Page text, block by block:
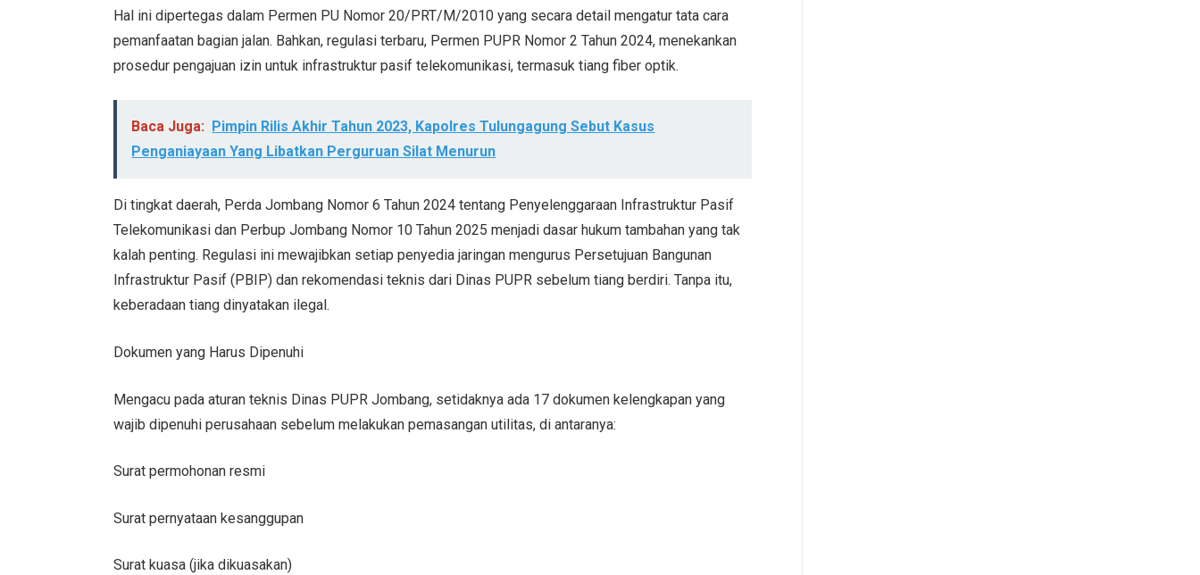
Hal ini dipertegas dalam Permen PU Nomor 20/PRT/M/2010 yang secara detail mengatur tata cara
pemanfaatan bagian jalan. Bahkan, regulasi terbaru, Permen PUPR Nomor 2 Tahun 2024, menekankan
prosedur pengajuan izin untuk infrastruktur pasif telekomunikasi, termasuk tiang fiber optik.
Baca Juga:
Pimpin Rilis Akhir Tahun 2023, Kapolres Tulungagung Sebut Kasus
Penganiayaan Yang Libatkan Perguruan Silat Menurun
Di tingkat daerah, Perda Jombang Nomor 6 Tahun 2024 tentang Penyelenggaraan Infrastruktur Pasif
Telekomunikasi dan Perbup Jombang Nomor 10 Tahun 2025 menjadi dasar hukum tambahan yang tak
kalah penting. Regulasi ini mewajibkan setiap penyedia jaringan mengurus Persetujuan Bangunan
Infrastruktur Pasif (PBIP) dan rekomendasi teknis dari Dinas PUPR sebelum tiang berdiri. Tanpa itu,
keberadaan tiang dinyatakan ilegal.
Dokumen yang Harus Dipenuhi
Mengacu pada aturan teknis Dinas PUPR Jombang, setidaknya ada 17 dokumen kelengkapan yang
wajib dipenuhi perusahaan sebelum melakukan pemasangan utilitas, di antaranya:
Surat permohonan resmi
Surat pernyataan kesanggupan
Surat kuasa (jika dikuasakan)